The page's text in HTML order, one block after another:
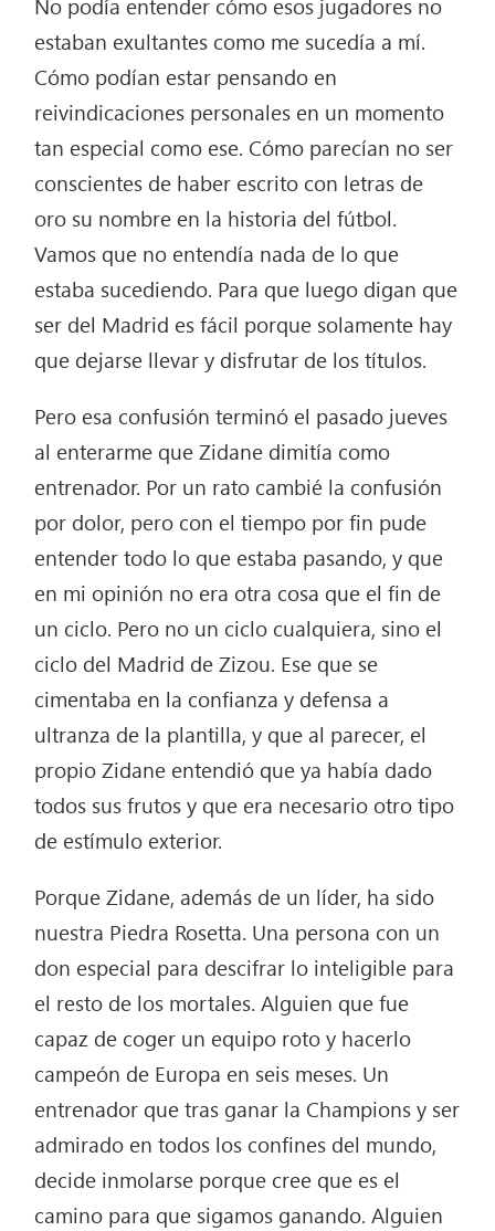
estaban exultantes como me sucedía a mí.
Cómo podían estar pensando en
reivindicaciones personales en un momento
tan especial como ese. Cómo parecían no ser
conscientes de haber escrito con letras de
oro su nombre en la historia del fútbol.
Vamos que no entendía nada de lo que
estaba sucediendo. Para que luego digan que
ser del Madrid es fácil porque solamente hay
que dejarse llevar y disfrutar de los títulos.
Pero esa confusión terminó el pasado jueves
al enterarme que Zidane dimitía como
entrenador. Por un rato cambié la confusión
por dolor, pero con el tiempo por fin pude
entender todo lo que estaba pasando, y que
en mi opinión no era otra cosa que el fin de
un ciclo. Pero no un ciclo cualquiera, sino el
ciclo del Madrid de Zizou. Ese que se
cimentaba en la confianza y defensa a
ultranza de la plantilla, y que al parecer, el
propio Zidane entendió que ya había dado
todos sus frutos y que era necesario otro tipo
de estímulo exterior.
Porque Zidane, además de un líder, ha sido
nuestra Piedra Rosetta. Una persona con un
don especial para descifrar lo inteligible para
el resto de los mortales. Alguien que fue
capaz de coger un equipo roto y hacerlo
campeón de Europa en seis meses. Un
entrenador que tras ganar la Champions y ser
admirado en todos los confines del mundo,
decide inmolarse porque cree que es el
camino para que sigamos ganando. Alguien